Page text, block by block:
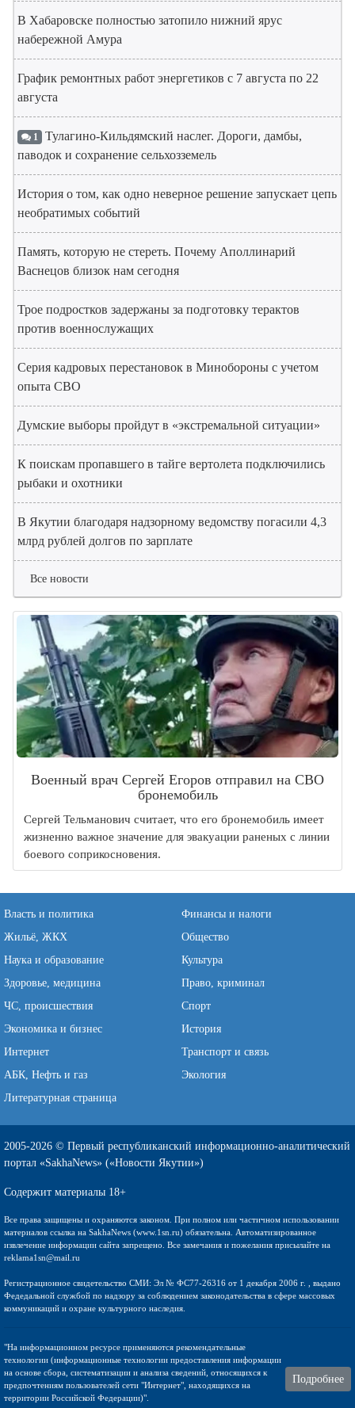
В Хабаровске полностью затопило нижний ярус
набережной Амура
График ремонтных работ энергетиков с 7 августа по 22
августа
1 Тулагино-Кильдямский наслег. Дороги, дамбы,
паводок и сохранение сельхозземель
История о том, как одно неверное решение запускает цепь
необратимых событий
Память, которую не стереть. Почему Аполлинарий
Васнецов близок нам сегодня
Трое подростков задержаны за подготовку терактов
против военнослужащих
Серия кадровых перестановок в Минобороны с учетом
опыта СВО
Думские выборы пройдут в «экстремальной ситуации»
К поискам пропавшего в тайге вертолета подключились
рыбаки и охотники
В Якутии благодаря надзорному ведомству погасили 4,3
млрд рублей долгов по зарплате
Все новости
Военный врач Сергей Егоров отправил на СВО
бронемобиль
Сергей Тельманович считает, что его бронемобиль имеет
жизненно важное значение для эвакуации раненых с линии
боевого соприкосновения.
Власть и политика
Финансы и налоги
Жильё, ЖКХ
Общество
Наука и образование
Культура
Здоровье, медицина
Право, криминал
ЧС, происшествия
Спорт
Экономика и бизнес
История
Интернет
Транспорт и связь
АБК, Нефть и газ
Экология
Литературная страница
2005-2026 © Первый республиканский информационно-аналитический
портал «SakhaNews» («Новости Якутии»)
Содержит материалы 18+
Все права защищены и охраняются законом. При полном или частичном использовании
материалов ссылка на SakhaNews (www.1sn.ru) обязательна. Автоматизированное
извлечение информации сайта запрещено. Все замечания и пожелания присылайте на
reklama1sn@mail.ru
Регистрационное свидетельство СМИ: Эл № ФС77-26316 от 1 декабря 2006 г. , выдано
Федедальной службой по надзору за соблюдением законодательства в сфере массовых
коммуникаций и охране культурного наследия.
"На информационном ресурсе применяются рекомендательные
технологии (информационные технологии предоставления информации
на основе сбора, систематизации и анализа сведений, относящихся к
предпочтениям пользователей сети "Интернет", находящихся на
территории Российской Федерации)".
Подробнее